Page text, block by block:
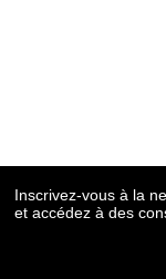
Inscrivez-vous à la
et accédez à des